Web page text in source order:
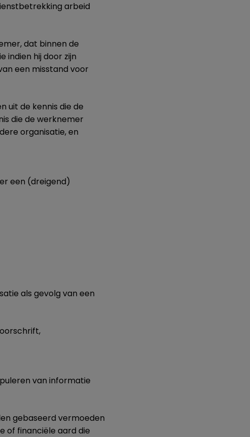
arbeid
dat binnen de
indien hij door zijn
een misstand voor
de kennis die de
die de werknemer
organisatie, en
een (dreigend)
als gevolg van een
van informatie
gebaseerd vermoeden
of financiële aard die